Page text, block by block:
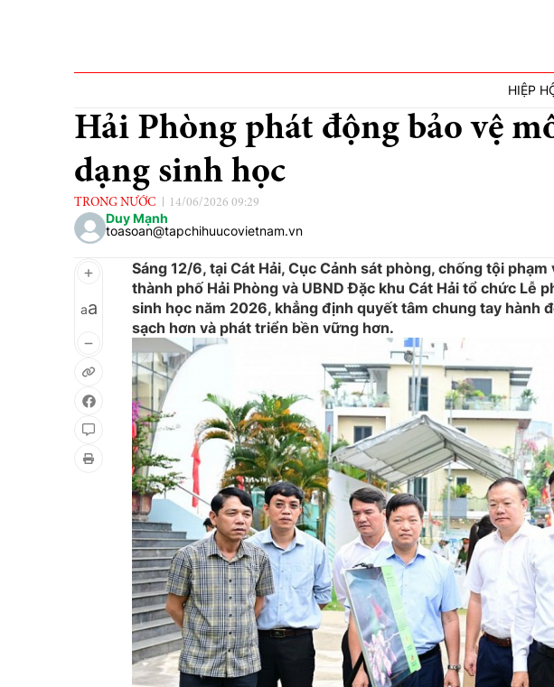
HIỆP
Hải Phòng phát động bảo vệ
dạng sinh học
TRONG NƯỚC 14/06/2026 09:29
Duy Mạnh
toasoan@tapchihuucovietnam.vn
aa
Sáng 12/6, tại Cát Hải, Cục Cảnh sát phòng, chống tội
thành phố Hải Phòng và UBND Đặc khu Cát Hải tổ chức Lễ
sinh học năm 2026, khẳng định quyết tâm chung tay hành
sạch hơn và phát triển bền vững hơn.